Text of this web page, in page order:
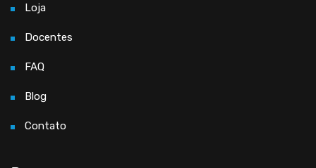
Loja
Docentes
FAQ
Blog
Contato